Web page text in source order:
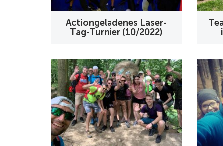
Actiongeladenes Laser-
Tag-Turnier (10/2022)